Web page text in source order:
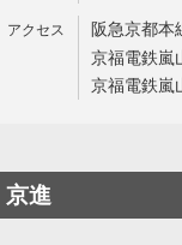
阪急京都本
京福電鉄嵐
京福電鉄嵐
京進